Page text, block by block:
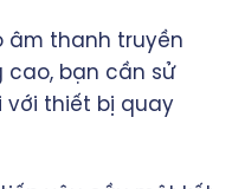
âm thanh truyền
cao, bạn cần sử
với thiết bị quay